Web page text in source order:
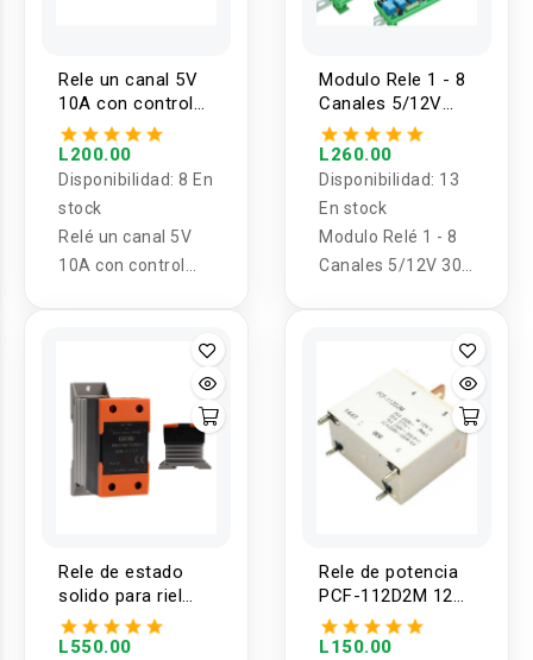
Rele un canal 5V
10A con control
infrarrojo
L200.00
Disponibilidad: 8 En
stock
Relé un canal 5V
10A con control
Modulo Rele 1 - 8
Canales 5/12V
30A con base
para riel
L260.00
Disponibilidad: 13
En stock
Modulo Relé 1 - 8
Canales 5/12V 30A
Rele de estado
solido para riel
DIN GSR2-1-
60DA/100DA
L550.00
Rele de potencia
PCF-112D2M 12V
DC 25A
L150.00